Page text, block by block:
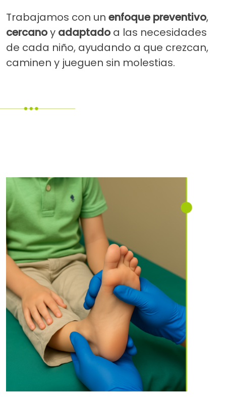
Trabajamos con un enfoque preventivo,
cercanoy adaptado a las necesidades
de cada niño, ayudando a que crezcan,
caminen y jueguen sin molestias.